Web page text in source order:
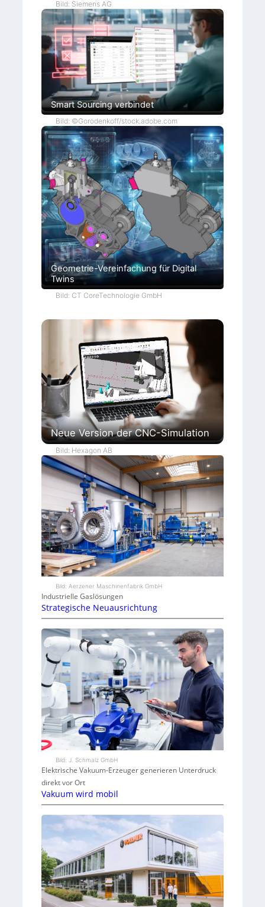
Bild: Siemens AG
Smart Sourcing verbindet
Bild: ©Gorodenkoff/stock.adobe.com
Geometrie-Vereinfachung für Digital
Twins
Bild: CT CoreTechnologie GmbH
Neue Version der CNC-Simulation
Bild: Hexagon AB
Bild: Aerzener Maschinenfabrik GmbH
Industrielle Gaslösungen
Strategische Neuausrichtung
Bild: J. Schmalz GmbH
Elektrische Vakuum-Erzeuger generieren Unterdruck
direkt vor Ort
Vakuum wird mobil